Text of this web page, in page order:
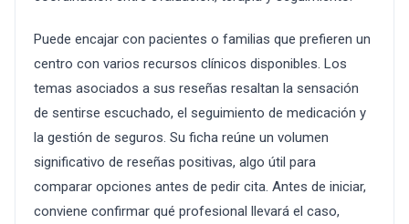
Puede encajar con pacientes o familias que prefieren un
centro con varios recursos clínicos disponibles. Los
temas asociados a sus reseñas resaltan la sensación
de sentirse escuchado, el seguimiento de medicación y
la gestión de seguros. Su ficha reúne un volumen
significativo de reseñas positivas, algo útil para
comparar opciones antes de pedir cita. Antes de iniciar,
conviene confirmar qué profesional llevará el caso,